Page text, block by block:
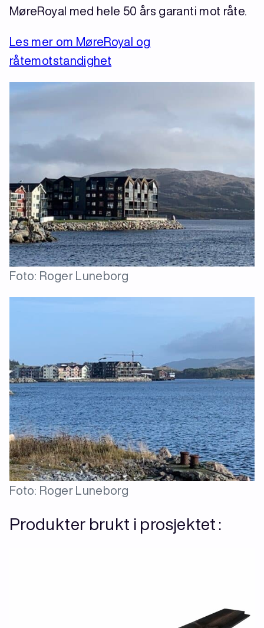
MøreRoyal med hele 50 års garanti mot råte.
Les mer om MøreRoyal og
råtemotstandighet
Foto: Roger Luneborg
Foto: Roger Luneborg
Produkter brukt i prosjektet :